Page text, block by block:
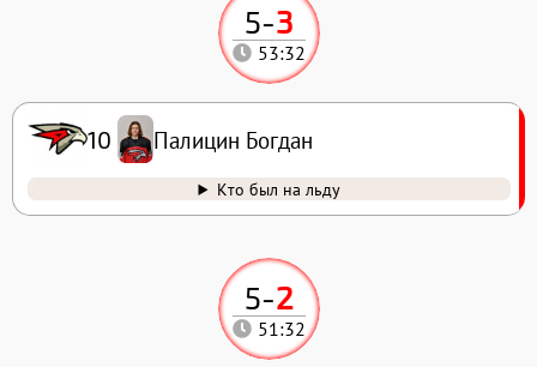
5-2
51:32
5-3
53:32
10 Палицин Богдан
Кто был на льду